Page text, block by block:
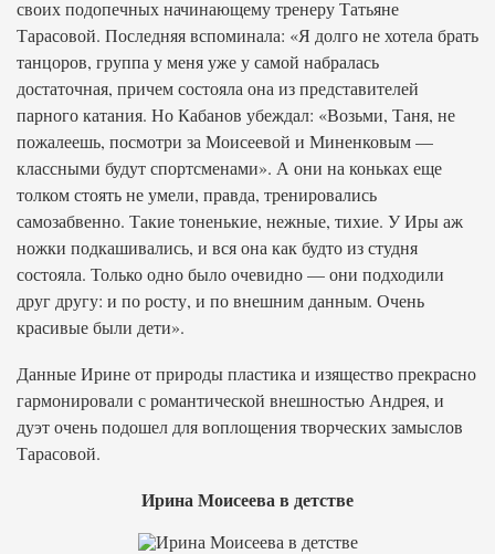
своих подопечных начинающему тренеру Татьяне
Тарасовой. Последняя вспоминала: «Я долго не хотела брать
танцоров, группа у меня уже у самой набралась
достаточная, причем состояла она из представителей
парного катания. Но Кабанов убеждал: «Возьми, Таня, не
пожалеешь, посмотри за Моисеевой и Миненковым —
классными будут спортсменами». А они на коньках еще
толком стоять не умели, правда, тренировались
самозабвенно. Такие тоненькие, нежные, тихие. У Иры аж
ножки подкашивались, и вся она как будто из студня
состояла. Только одно было очевидно — они подходили
друг другу: и по росту, и по внешним данным. Очень
красивые были дети».
Данные Ирине от природы пластика и изящество прекрасно
гармонировали с романтической внешностью Андрея, и
дуэт очень подошел для воплощения творческих замыслов
Тарасовой.
Ирина Моисеева в детстве